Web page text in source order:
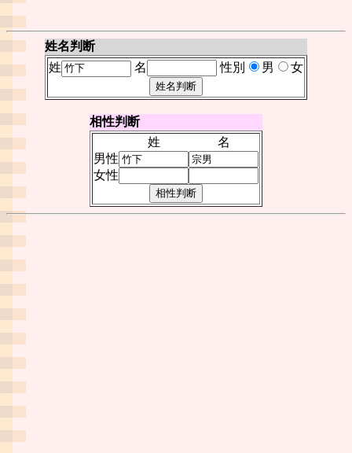
姓名判断
姓
名 性別 男 女
相性判断
姓
名
男性
女性